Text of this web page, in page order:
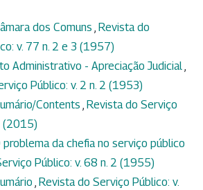
dos Comuns , Revista do
v. 77 n. 2 e 3 (1957)
Administrativo - Apreciação Judicial,
Público: v. 2 n. 2 (1953)
Contents , Revista do Serviço
(2015)
problema da chefia no serviço público
Público: v. 68 n. 2 (1955)
, Revista do Serviço Público: v.